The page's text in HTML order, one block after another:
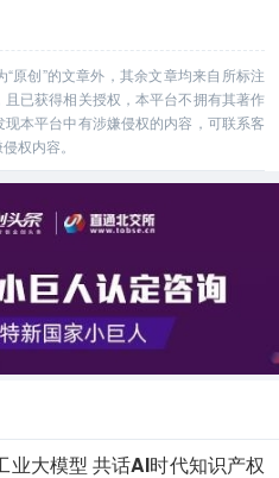
原创”的文章外，其余文章均来自所标注
已获得相关授权，本平台不拥有其著作
本平台中有涉嫌侵权的内容，可联系客
权内容。
业大模型 共话AI时代知识产权